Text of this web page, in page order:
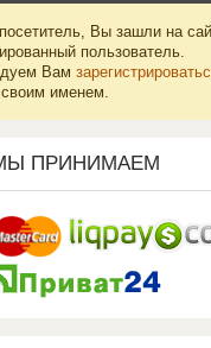
Вы зашли на
пользователь.
Вам
именем.
ПРИНИМАЕМ